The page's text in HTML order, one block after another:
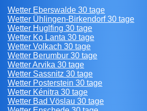
Wetter Eberswalde 30 tage
Wetter Ühlingen-Birkendorf 30 tage
Wetter Huglfing 30 tage
Wetter Ko Lanta 30 tage
Wetter Volkach 30 tage
Wetter Berumbur 30 tage
Wetter Arvika 30 tage
Wetter Sassnitz 30 tage
Wetter Posterstein 30 tage
Wetter Kénitra 30 tage
Wetter Bad Vöslau 30 tage